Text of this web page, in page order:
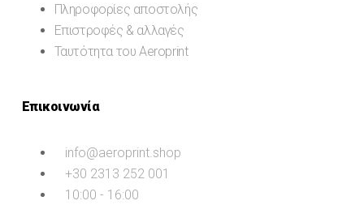
Πληροφορίες αποστολής
Επιστροφές & αλλαγές
Ταυτότητα του Aeroprint
Επικοινωνία
info@aeroprint.shop
+30 2313 252 001
10:00 - 16:00